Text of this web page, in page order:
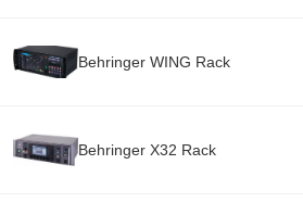
Behringer WING Rack
Behringer X32 Rack